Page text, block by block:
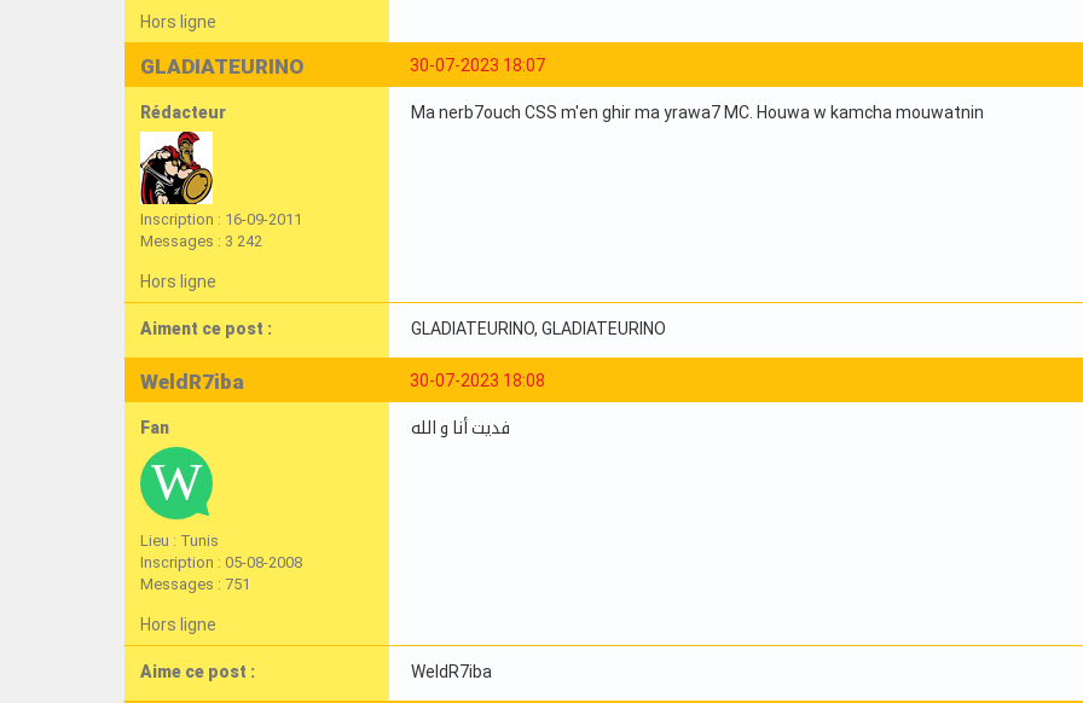
Hors ligne
30-07-2023 18:07
GLADIATEURINO
Rédacteur
Inscription : 16-09-2011
Messages : 3 242
Ma nerb7ouch CSS m'en ghir ma yrawa7 MC. Houwa w kamcha mouwatnin
Hors ligne
Aiment ce post : GLADIATEURINO, GLADIATEURINO
30-07-2023 18:08
WeldR7iba
Fan
Lieu : Tunis
Inscription : 05-08-2008
Messages : 751
فديت أنا و الله
Hors ligne
Aime ce post : WeldR7iba